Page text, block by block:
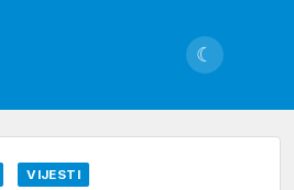
☾
VIJESTI